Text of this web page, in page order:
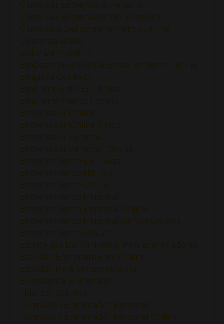
Cómo Ser Entrenador Personal
Cómo Ser Entrenador Sin Inversión
Cómo Vivir Del Entrenamiento Online
Descarga Gratis
Dolor De Hombro
Empezar Negocio De Entrenamiento Online
Empieza Desde 0
Emprendiento En Fitness
Emprendimiento Fitness
Entrenador Online
Entrenador Online Gratis
Entrenador Personal
Entrenador Personal Online
Entrenamiento De Fueza
Entrenamiento Hibrido
Entrenamiento Online
Entrenamiento Personal
Entrenamiento Personal Online
Entrenamiento Personal Sin Seguidores
Entrenamiento Seguro
Estrategias De Marketing Para Entrenadores
Estudiar Entrenamiento Online
Estudiar Para Ser Entrenador
Experiencia Entrenador
Fidelizar Clientes
Formación Entrenador Personal
Formación Entrenador Personal Online